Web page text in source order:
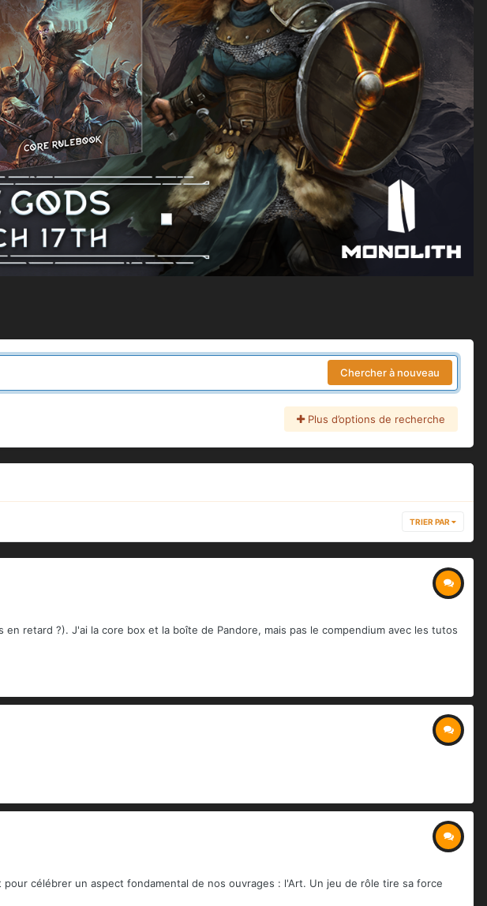
Chercher à nouveau
Plus d’options de recherche
TRIER PAR
retard ?). J'ai la core box et la boîte de Pandore, mais pas le compendium avec les tutos
célébrer un aspect fondamental de nos ouvrages : l'Art. Un jeu de rôle tire sa force